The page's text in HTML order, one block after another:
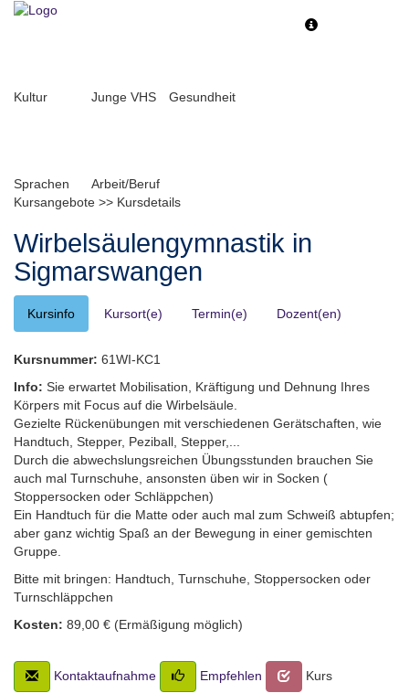
Toggle
Kultur Junge VHS Gesundheit
Sprachen
Arbeit/Beruf
Kursangebote >> Kursdetails
Wirbelsäulengymnastik in
Sigmarswangen
Kursinfo Kursort(e) Termin(e) Dozent(en)
Kursnummer: 61WI-KC1
Info: Sie erwartet Mobilisation, Kräftigung und Dehnung Ihres
Körpers mit Focus auf die Wirbelsäule.
Gezielte Rückenübungen mit verschiedenen Gerätschaften, wie
Handtuch, Stepper, Peziball, Stepper,...
Durch die abwechslungsreichen Übungsstunden brauchen Sie
auch mal Turnschuhe, ansonsten üben wir in Socken (
Stoppersocken oder Schläppchen)
Ein Handtuch für die Matte oder auch mal zum Schweiß abtupfen;
aber ganz wichtig Spaß an der Bewegung in einer gemischten
Gruppe.
Bitte mit bringen: Handtuch, Turnschuhe, Stoppersocken oder
Turnschläppchen
Kosten: 89,00 € (Ermäßigung möglich)
Kontaktaufnahme Empfehlen
Kurs